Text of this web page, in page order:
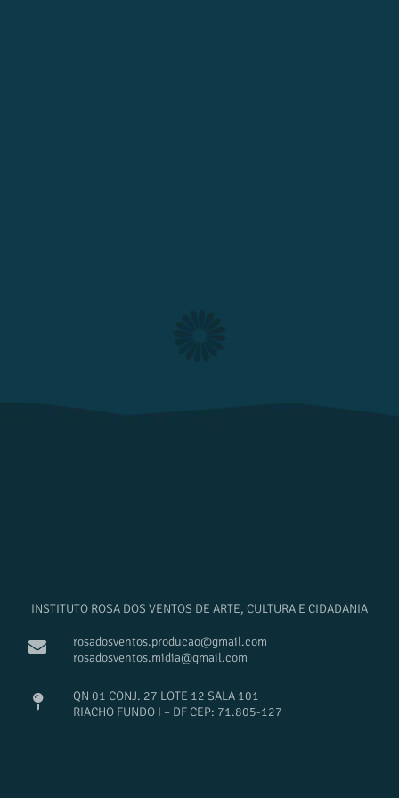
INSTITUTO ROSA DOS VENTOS DE ARTE, CULTURA E CIDADANIA
rosadosventos.producao@gmail.com
rosadosventos.midia@gmail.com
QN 01 CONJ. 27 LOTE 12 SALA 101
RIACHO FUNDO I – DF CEP: 71.805-127